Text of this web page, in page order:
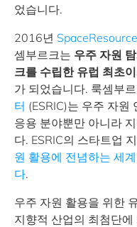
었습니다.
2016년
셈부르크는 우주 자원
크를 수립한 유럽 최초
가 되었습니다. 룩셈부
터 (ESRIC)는 우주 자원
응용 분야뿐만 아니라
다. ESRIC의 스타트업
원 활용에 전념하는 세
다.
우주 자원 활용을 위한
지향적 산업의 최첨단